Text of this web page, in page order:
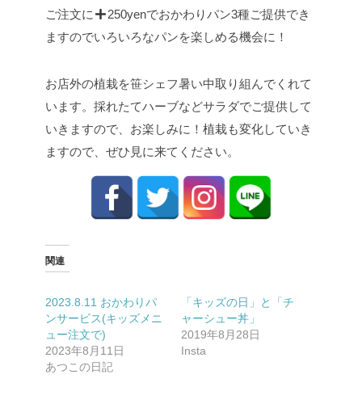
ご注文に
250yenでおかわりパン3種ご提供でき
ますのでいろいろなパンを楽しめる機会に！
お店外の植栽を笹シェフ暑い中取り組んでくれて
います。採れたてハーブなどサラダでご提供して
いきますので、お楽しみに！植栽も変化していき
ますので、ぜひ見に来てください。
関連
2023.8.11 おかわりパ
ンサービス(キッズメニ
ュー注文で)
2023年8月11日
あつこの日記
「キッズの日」と「チ
ャーシュー丼」
2019年8月28日
Insta